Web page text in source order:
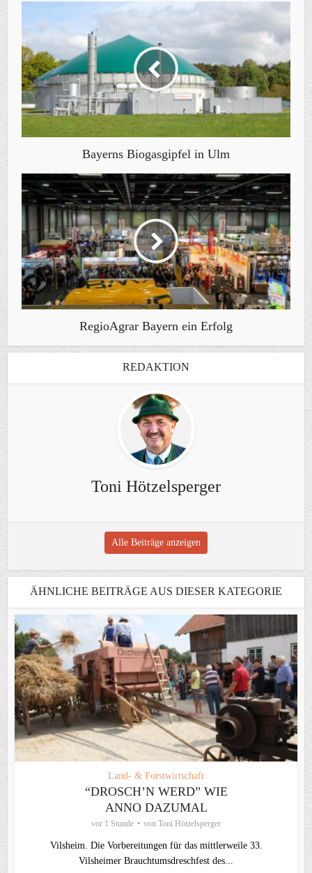
Bayerns Biogasgipfel in Ulm
RegioAgrar Bayern ein Erfolg
REDAKTION
Toni Hötzelsperger
Alle Beiträge anzeigen
ÄHNLICHE BEITRÄGE AUS DIESER KATEGORIE
Land- & Forstwirtschaft
“DROSCH’N WERD” WIE
ANNO DAZUMAL
vor 1 Stunde von Toni Hötzelsperger
Vilsheim. Die Vorbereitungen für das mittlerweile 33.
Vilsheimer Brauchtumsdreschfest des...